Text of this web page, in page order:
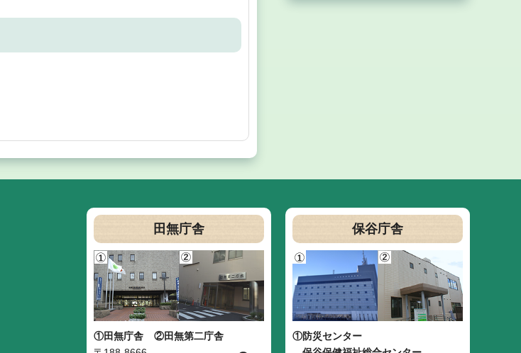
田無庁舎
①田無庁舎
②田無第二庁舎
保谷庁舎
①防災センター